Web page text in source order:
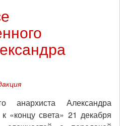
анархиста Александра
«концу света» 21 декабря